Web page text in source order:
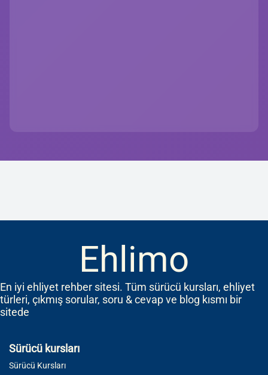
Ehlimo
En iyi ehliyet rehber sitesi. Tüm sürücü kursları, ehliyet
türleri, çıkmış sorular, soru & cevap ve blog kısmı bir
sitede
Sürücü kursları
Sürücü Kursları